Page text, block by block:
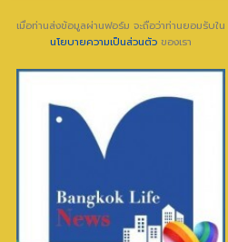
เมื่อท่านส่งข้อมูลผ่านฟอร์ม จะถือว่าท่านยอมรับใน
นโยบายความเป็นส่วนตัว ของเรา